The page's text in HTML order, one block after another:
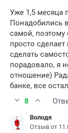
Уже 1,5 месяца
Понадобились
самой, поэтому
просто
сделать
порадовало, я
отношение)
банке, все
8
Володя
Отзыв от